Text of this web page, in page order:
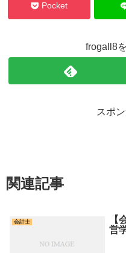
Pocket
frogall8
スポ
関連記事
会計士
【
営